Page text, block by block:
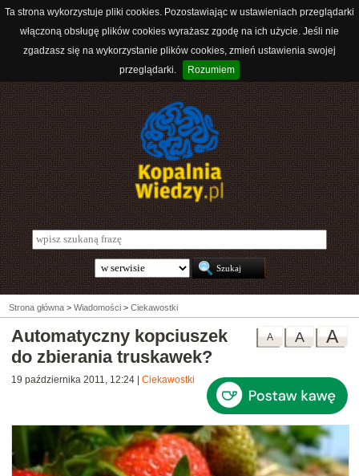
Ta strona wykorzystuje pliki cookies. Pozostawiając w ustawieniach przeglądarki
włączoną obsługę plików cookies wyrażasz zgodę na ich użycie. Jeśli nie
zgadzasz się na wykorzystanie plików cookies, zmień ustawienia swojej
przeglądarki.
Rozumiem
Strona główna > Wiadomości > Ciekawostki
A
A
A
Automatyczny kopciuszek
do zbierania truskawek?
19 października 2011, 12:24 Ciekawostki